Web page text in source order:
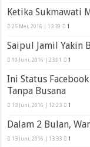
Ketika Sukmawati
25 Mei, 2016 | 13:39 1
Saipul Jamil Yakin
10 Juni, 2016 | 23:01 1
Ini Status
Tanpa Busana
13 Juni, 2016 | 12:23 1
Dalam 2 Bulan,
13 Juni, 2016 | 13:33 1